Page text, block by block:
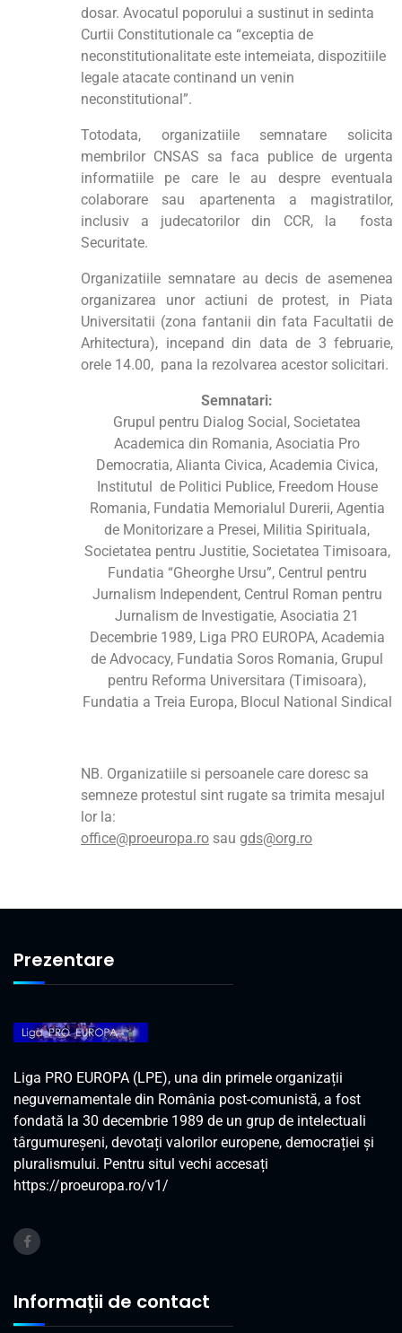
dosar. Avocatul poporului a sustinut in sedinta
Curtii Constitutionale ca “exceptia de
neconstitutionalitate este intemeiata, dispozitiile
legale atacate continand un venin
neconstitutional”.
Totodata, organizatiile semnatare solicita
membrilor CNSAS sa faca publice de urgenta
informatiile pe care le au despre eventuala
colaborare sau apartenenta a magistratilor,
inclusiv a judecatorilor din CCR, la fosta
Securitate.
Organizatiile semnatare au decis de asemenea
organizarea unor actiuni de protest, in Piata
Universitatii (zona fantanii din fata Facultatii de
Arhitectura), incepand din data de 3 februarie,
orele 14.00, pana la rezolvarea acestor solicitari.
Semnatari:
Grupul pentru Dialog Social, Societatea
Academica din Romania, Asociatia Pro
Democratia, Alianta Civica, Academia Civica,
Institutul de Politici Publice, Freedom House
Romania, Fundatia Memorialul Durerii, Agentia
de Monitorizare a Presei, Militia Spirituala,
Societatea pentru Justitie, Societatea Timisoara,
Fundatia “Gheorghe Ursu”, Centrul pentru
Jurnalism Independent, Centrul Roman pentru
Jurnalism de Investigatie, Asociatia 21
Decembrie 1989, Liga PRO EUROPA, Academia
de Advocacy, Fundatia Soros Romania, Grupul
pentru Reforma Universitara (Timisoara),
Fundatia a Treia Europa, Blocul National Sindical
NB. Organizatiile si persoanele care doresc sa
semneze protestul sint rugate sa trimita mesajul
lor la:
office@proeuropa.ro sau gds@org.ro
Prezentare
Liga PRO EUROPA (LPE), una din primele organizații
neguvernamentale din România post-comunistă, a fost
fondată la 30 decembrie 1989 de un grup de intelectuali
târgumureșeni, devotați valorilor europene, democrației și
pluralismului. Pentru situl vechi accesați
https://proeuropa.ro/v1/
Informații de contact